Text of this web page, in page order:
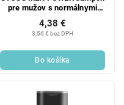
pre mužov s normálnymi
3,56 € bez DPH
4,38 €
Do košíka